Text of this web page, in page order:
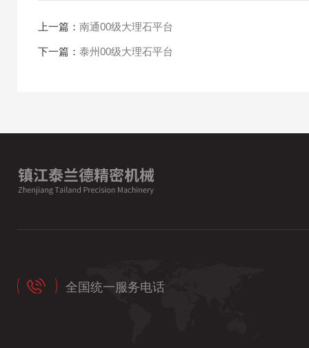
上一篇： 南通00级大理石平台
下一篇： 泰州00级大理石平台
全国统一服务电话